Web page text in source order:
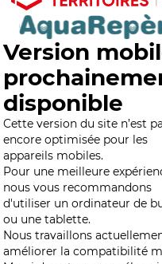
Version
disponible
Cette version du site n’est
encore optimisée pour les
appareils mobiles.
Pour une meilleure
nous vous recommandons
d'utiliser un ordinateur de
ou une tablette.
Nous travaillons
améliorer la compatibilité